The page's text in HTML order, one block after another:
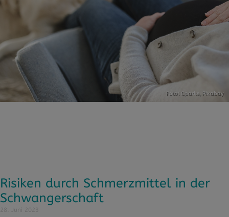
Foto: Cparks, Pixabay
Risiken durch Schmerzmittel in der
Schwangerschaft